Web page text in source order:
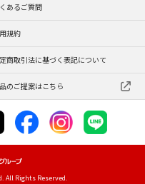
あるご質問
規約
商取引法に基づく表記について
のご提案はこちら
All Rights Reserved.